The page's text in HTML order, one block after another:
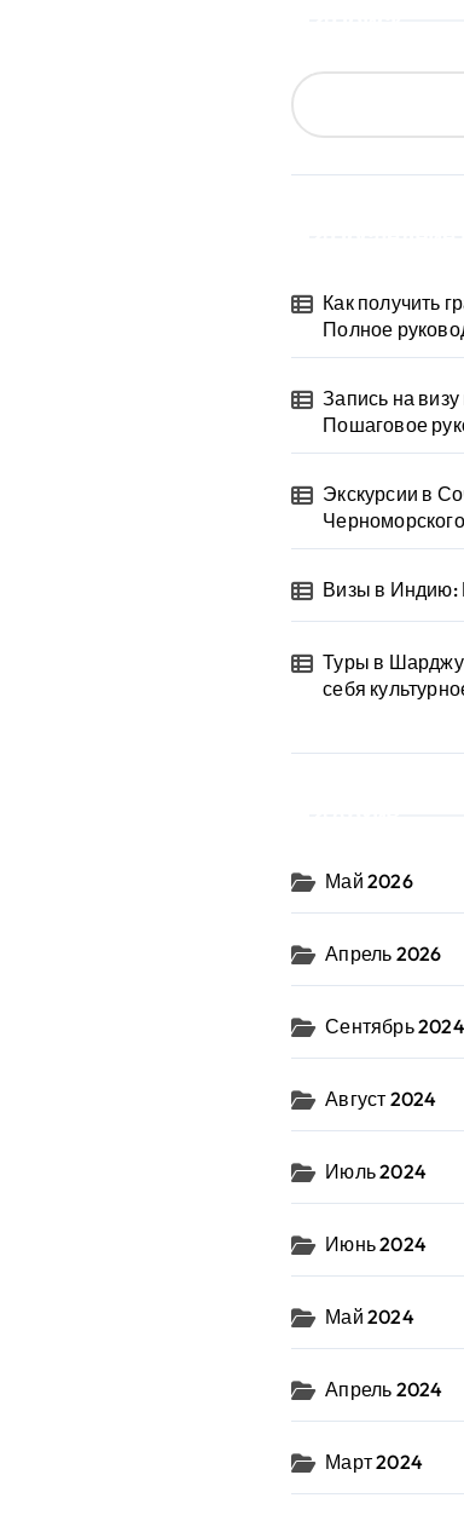
Как получить
Полное
Запись на
Пошаговое
Экскурсии в
Визы в Индию:
Туры в Шарджу
себя
Май 2026
Апрель 2026
Сентябрь 2024
Август 2024
Июль 2024
Июнь 2024
Май 2024
Апрель 2024
Март 2024